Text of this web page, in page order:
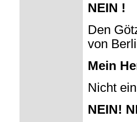
NEIN !
Den
von
Mein
Nicht
NEIN!